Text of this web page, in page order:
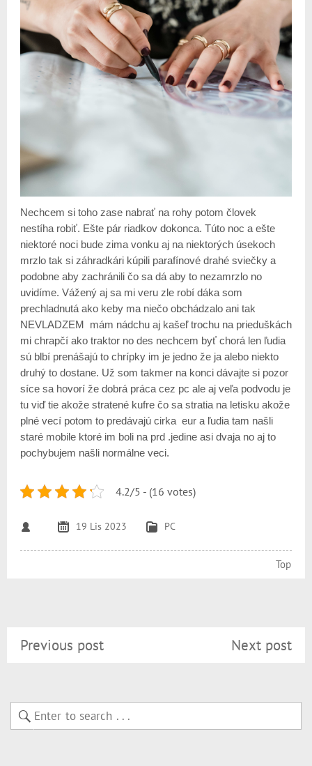
Nechcem si toho zase nabrať na rohy potom človek
nestíha robiť. Ešte pár riadkov dokonca. Túto noc a ešte
niektoré noci bude zima vonku aj na niektorých úsekoch
mrzlo tak si záhradkári kúpili parafínové drahé sviečky a
podobne aby zachránili čo sa dá aby to nezamrzlo no
uvidíme. Vážený aj sa mi veru zle robí dáka som
prechladnutá ako keby ma niečo obchádzalo ani tak
NEVLADZEM mám nádchu aj kašeľ trochu na prieduškách
mi chrapčí ako traktor no des nechcem byť chorá len ľudia
sú blbí prenášajú to chrípky im je jedno že ja alebo niekto
druhý to dostane. Už som takmer na konci dávajte si pozor
síce sa hovorí že dobrá práca cez pc ale aj veľa podvodu je
tu viď tie akože stratené kufre čo sa stratia na letisku akože
plné vecí potom to predávajú cirka eur a ľudia tam našli
staré mobile ktoré im boli na prd .jedine asi dvaja no aj to
pochybujem našli normálne veci.
4.2/5 - (16 votes)
19 Lis 2023 PC
Top
Next post
Previous post